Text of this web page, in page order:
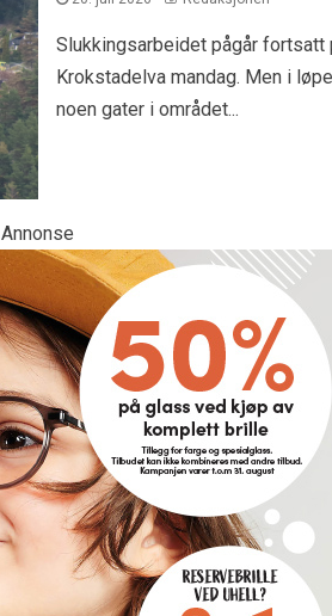
Slukkingsarbeidet pågår fortsatt
Krokstadelva mandag. Men i
noen gater i området...
Annonse